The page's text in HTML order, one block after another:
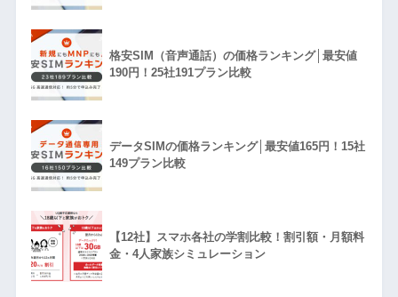
格安SIM（音声通話）の価格ランキング│最安値
190円！25社191プラン比較
データSIMの価格ランキング│最安値165円！15社
149プラン比較
【12社】スマホ各社の学割比較！割引額・月額料
金・4人家族シミュレーション